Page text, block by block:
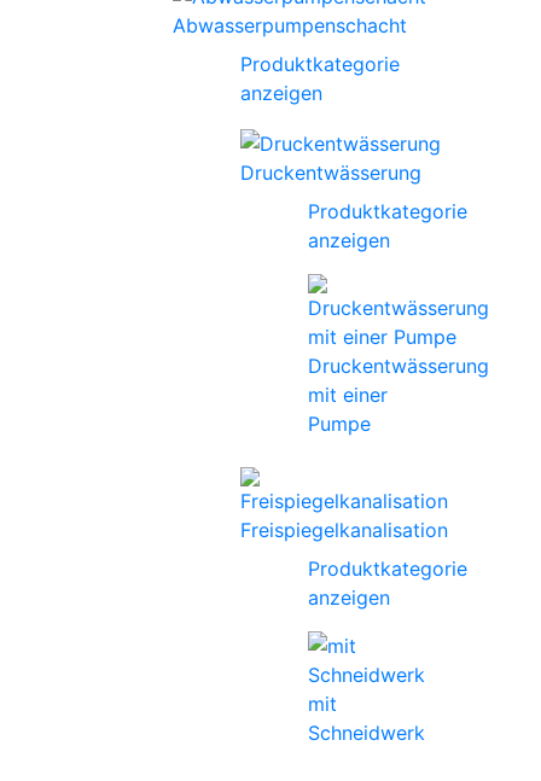
Abwasserpumpenschacht
Produktkategorie
anzeigen
Druckentwässerung
Produktkategorie
anzeigen
Druckentwässerung
mit einer
Pumpe
Freispiegelkanalisation
Produktkategorie
anzeigen
mit
Schneidwerk